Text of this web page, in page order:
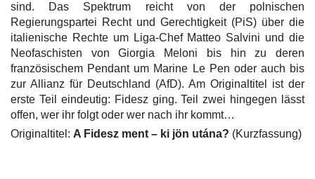
Veranstaltungen
Humor
Unser Briefkasten
Galerie
sind. Das Spektrum reicht von der polnischen
Regierungspartei Recht und Gerechtigkeit (PiS) über die
italienische Rechte um Liga-Chef Matteo Salvini und die
Neofaschisten von Giorgia Meloni bis hin zu deren
französischem Pendant um Marine Le Pen oder auch bis
zur Allianz für Deutschland (AfD). Am Originaltitel ist der
erste Teil eindeutig: Fidesz ging. Teil zwei hingegen lässt
offen, wer ihr folgt oder wer nach ihr kommt…
Originaltitel: A Fidesz ment – ki jön utána? (Kurzfassung)